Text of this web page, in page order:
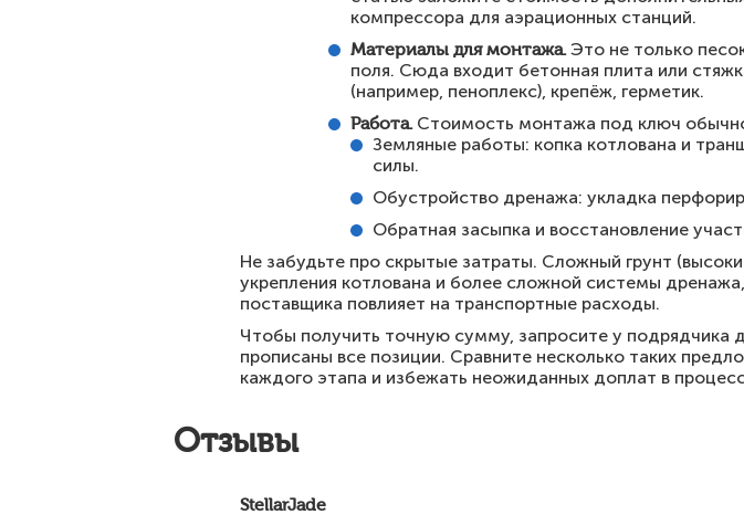
компрессора для аэрационных станций.
Материалы для монтажа.Это не только
поля. Сюда входит бетонная плита или
(например, пеноплекс), крепёж, герметик.
Работа.Стоимость монтажа под ключ
Земляные работы: копка котлована и
силы.
Обустройство дренажа: укладка
Обратная засыпка и восстановление
Не забудьте про скрытые затраты. Сложный грунт
укрепления котлована и более сложной системы
поставщика повлияет на транспортные расходы.
Чтобы получить точную сумму, запросите у подрядчика
прописаны все позиции. Сравните несколько таких
каждого этапа и избежать неожиданных доплат в
Отзывы
StellarJade